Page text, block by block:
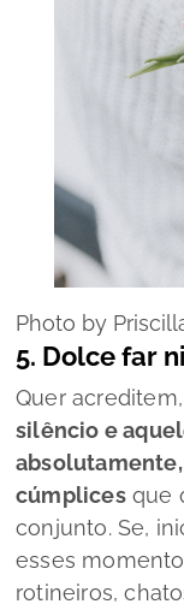
Photo by
5. Dolce far
Quer
silêncio e
cúmplicesque
conjunto. Se,
esses
rotineiros,